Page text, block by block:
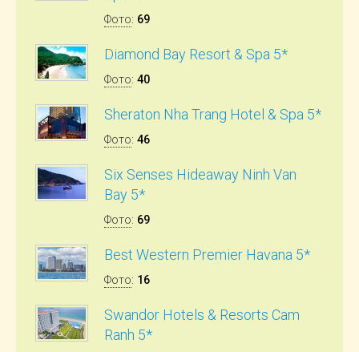
Фото: 69
Diamond Bay Resort & Spa 5*
Фото: 40
Sheraton Nha Trang Hotel & Spa 5*
Фото: 46
Six Senses Hideaway Ninh Van
Bay 5*
Фото: 69
Best Western Premier Havana 5*
Фото: 16
Swandor Hotels & Resorts Cam
Ranh 5*